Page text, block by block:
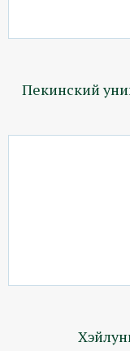
Пекинский